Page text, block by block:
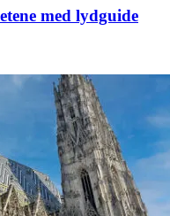
med lydguide